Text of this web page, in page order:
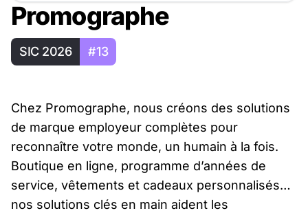
Promographe
SIC 2026 #13
Chez Promographe, nous créons des solutions
de marque employeur complètes pour
reconnaître votre monde, un humain à la fois.
Boutique en ligne, programme d’années de
service, vêtements et cadeaux personnalisés…
nos solutions clés en main aident les